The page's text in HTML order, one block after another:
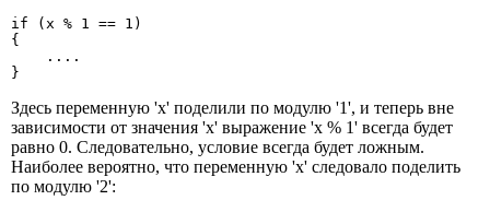
if (x % 1 == 1)
{
    ....
}
Здесь переменную 'x' поделили по модулю '1', и теперь вне
зависимости от значения 'x' выражение 'x % 1' всегда будет
равно 0. Следовательно, условие всегда будет ложным.
Наиболее вероятно, что переменную 'x' следовало поделить
по модулю '2':